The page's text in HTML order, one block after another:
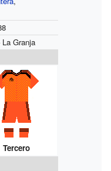
Granja
Tercero